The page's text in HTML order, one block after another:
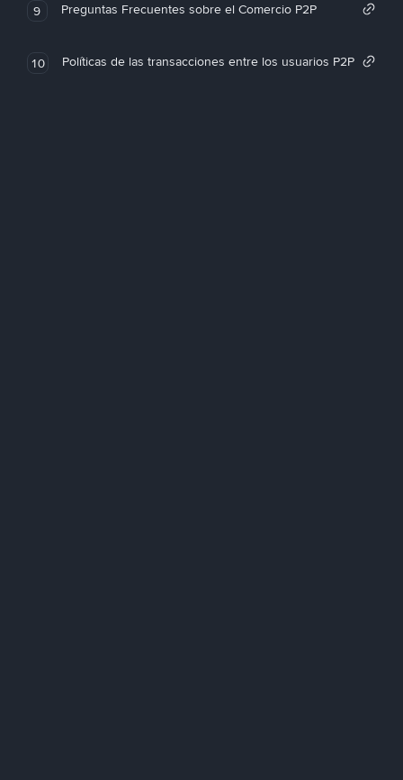
9 Preguntas Frecuentes sobre el Comercio P2P
10 Políticas de las transacciones entre los usuarios P2P